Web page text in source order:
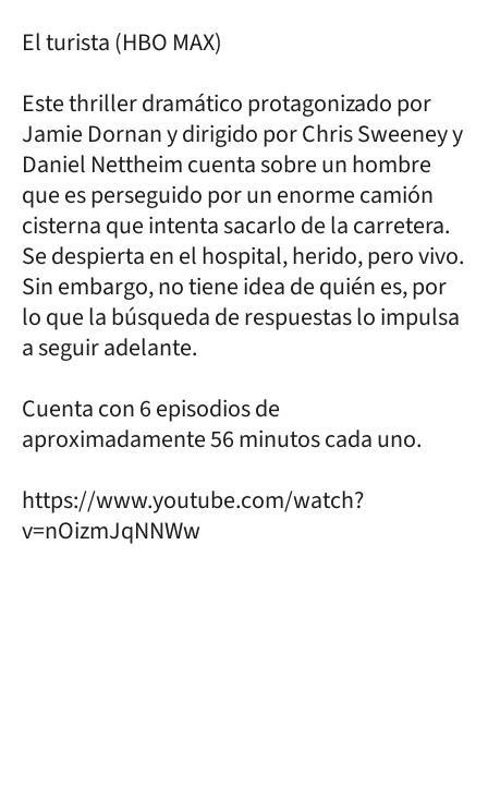
El turista (HBO MAX)
Este thriller dramático protagonizado por
Jamie Dornan y dirigido por Chris Sweeney y
Daniel Nettheim cuenta sobre un hombre
que es perseguido por un enorme camión
cisterna que intenta sacarlo de la carretera.
Se despierta en el hospital, herido, pero vivo.
Sin embargo, no tiene idea de quién es, por
lo que la búsqueda de respuestas lo impulsa
a seguir adelante.
Cuenta con 6 episodios de
aproximadamente 56 minutos cada uno.
https://www.youtube.com/watch?
v=nOizmJqNNWw